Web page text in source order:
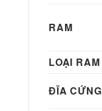
RAM
LOẠI RAM
ĐĨA CỨNG